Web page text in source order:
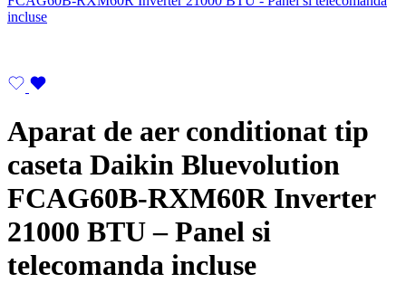
Aparat de aer conditionat tip
caseta Daikin Bluevolution
FCAG60B-RXM60R Inverter
21000 BTU – Panel si
telecomanda incluse